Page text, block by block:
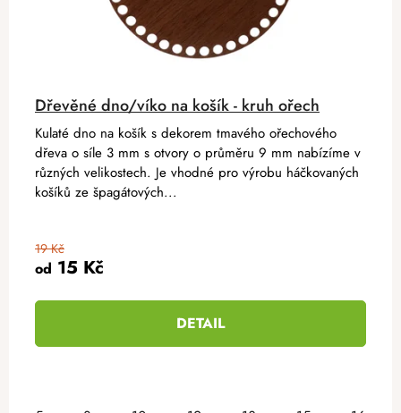
Dřevěné dno/víko na košík - kruh ořech
od 15 Kč
19 Kč
DETAIL
Kulaté dno na košík s dekorem tmavého ořechového
dřeva o síle 3 mm s otvory o průměru 9 mm nabízíme v
různých velikostech. Je vhodné pro výrobu háčkovaných
košíků ze špagátových...